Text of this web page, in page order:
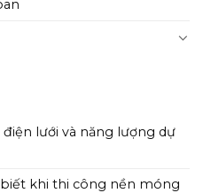
lưới và năng lượng dự
khi thi công nền móng